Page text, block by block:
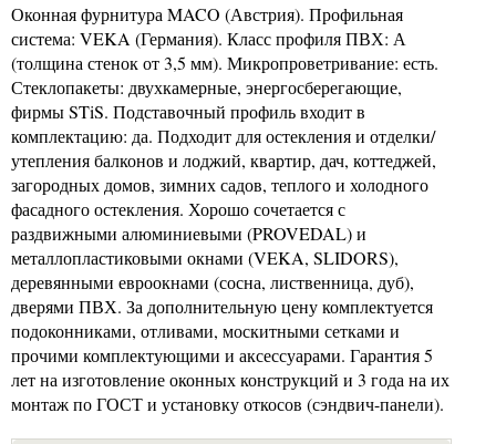
Оконная фурнитура MACO (Австрия). Профильная
система: VEKA (Германия). Класс профиля ПВХ: А
(толщина стенок от 3,5 мм). Микропроветривание: есть.
Стеклопакеты: двухкамерные, энергосберегающие,
фирмы STiS. Подставочный профиль входит в
комплектацию: да. Подходит для остекления и отделки/
утепления балконов и лоджий, квартир, дач, коттеджей,
загородных домов, зимних садов, теплого и холодного
фасадного остекления. Хорошо сочетается с
раздвижными алюминиевыми (PROVEDAL) и
металлопластиковыми окнами (VEKA, SLIDORS),
деревянными евроокнами (сосна, лиственница, дуб),
дверями ПВХ. За дополнительную цену комплектуется
подоконниками, отливами, москитными сетками и
прочими комплектующими и аксессуарами. Гарантия 5
лет на изготовление оконных конструкций и 3 года на их
монтаж по ГОСТ и установку откосов (сэндвич-панели).